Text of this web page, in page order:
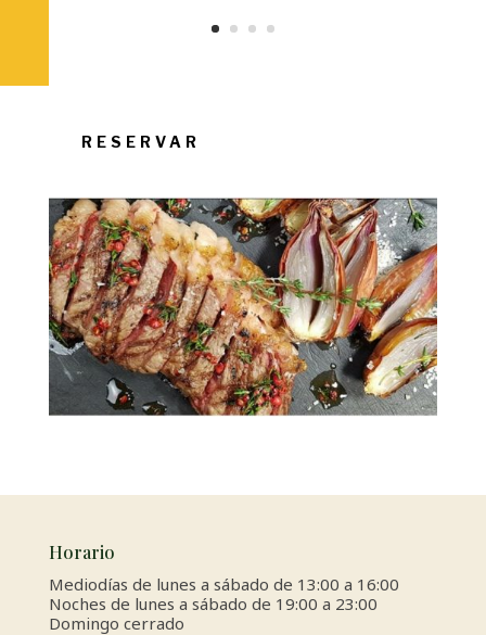
RESERVAR
Horario
Mediodías de lunes a sábado de 13:00 a 16:00
Noches de lunes a sábado de 19:00 a 23:00
Domingo cerrado